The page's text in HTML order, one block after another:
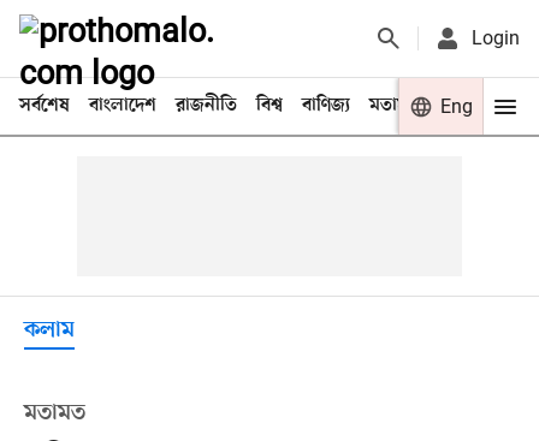
Login
সর্বশেষ বাংলাদেশ রাজনীতি বিশ্ব বাণিজ্য মতামত খেলা
Eng
কলাম
মতামত